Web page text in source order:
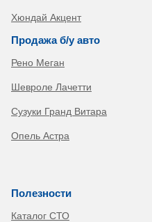
Хюндай Акцент
Продажа б/у авто
Рено Меган
Шевроле Лачетти
Сузуки Гранд Витара
Опель Астра
Полезности
Каталог СТО